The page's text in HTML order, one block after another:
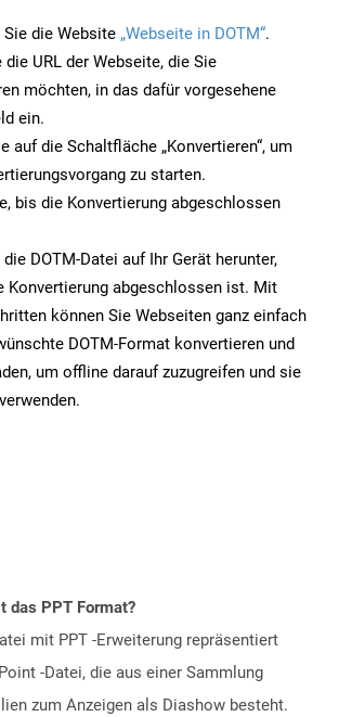
Sie die Website „Webseite in DOTM“.
die URL der Webseite, die Sie
möchten, in das dafür vorgesehene
ein.
auf die Schaltfläche „Konvertieren“, um
zu starten.
bis die Konvertierung abgeschlossen
die DOTM-Datei auf Ihr Gerät herunter,
Konvertierung abgeschlossen ist. Mit
können Sie Webseiten ganz einfach
DOTM-Format konvertieren und
um offline darauf zuzugreifen und sie
das PPT Format?
mit PPT -Erweiterung repräsentiert
-Datei, die aus einer Sammlung
zum Anzeigen als Diashow besteht.